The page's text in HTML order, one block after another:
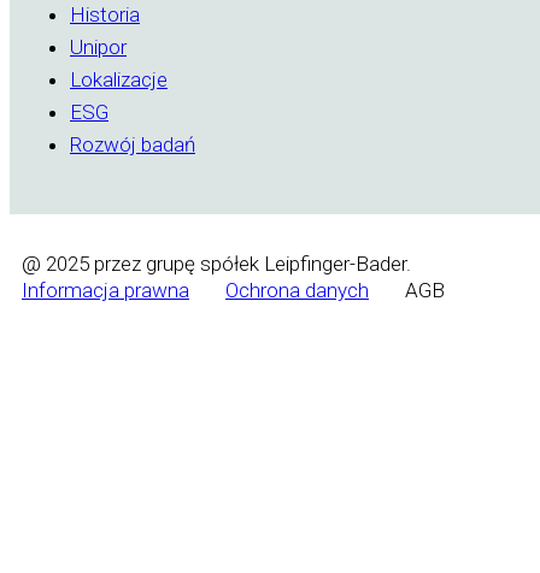
Historia
Unipor
Lokalizacje
ESG
Rozwój badań
@ 2025 przez grupę spółek Leipfinger-Bader.
Informacja prawna
Ochrona danych AGB